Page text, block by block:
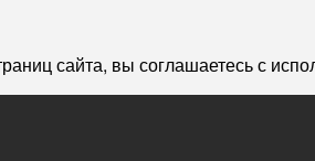
сайта, вы соглашаетесь с